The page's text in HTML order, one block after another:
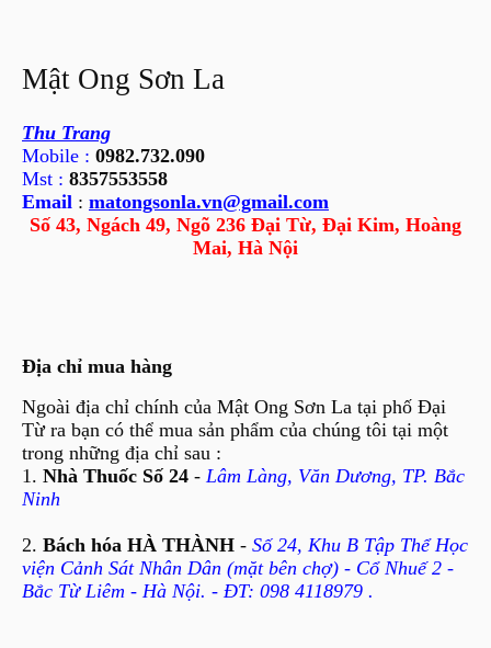
Mật Ong Sơn La
Thu Trang
Mobile : 0982.732.090
Mst : 8357553558
Email : matongsonla.vn@gmail.com
Số 43, Ngách 49, Ngõ 236 Đại Từ, Đại Kim, Hoàng
Mai, Hà Nội
Địa chỉ mua hàng
Ngoài địa chỉ chính của Mật Ong Sơn La tại phố Đại
Từ ra bạn có thể mua sản phẩm của chúng tôi tại một
trong những địa chỉ sau :
1. Nhà Thuốc Số 24 - Lâm Làng, Văn Dương, TP. Bắc
Ninh
2. Bách hóa HÀ THÀNH - Số 24, Khu B Tập Thể Học
viện Cảnh Sát Nhân Dân (mặt bên chợ) - Cổ Nhuế 2 -
Bắc Từ Liêm - Hà Nội. - ĐT: 098 4118979 .